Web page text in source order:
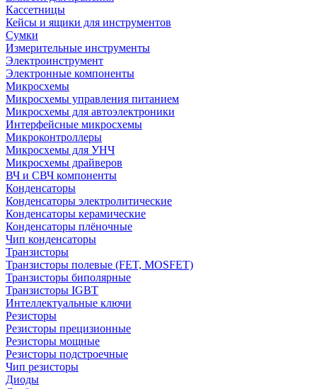
Кассетницы
Кейсы и ящики для инструментов
Сумки
Измерительные инструменты
Электроинструмент
Электронные компоненты
Микросхемы
Микросхемы управления питанием
Микросхемы для автоэлектроники
Интерфейсные микросхемы
Микроконтроллеры
Микросхемы для УНЧ
Микросхемы драйверов
ВЧ и СВЧ компоненты
Конденсаторы
Конденсаторы электролитические
Конденсаторы керамические
Конденсаторы плёночные
Чип конденсаторы
Транзисторы
Транзисторы полевые (FET, MOSFET)
Транзисторы биполярные
Транзисторы IGBT
Интеллектуальные ключи
Резисторы
Резисторы прецизионные
Резисторы мощные
Резисторы подстроечные
Чип резисторы
Диоды